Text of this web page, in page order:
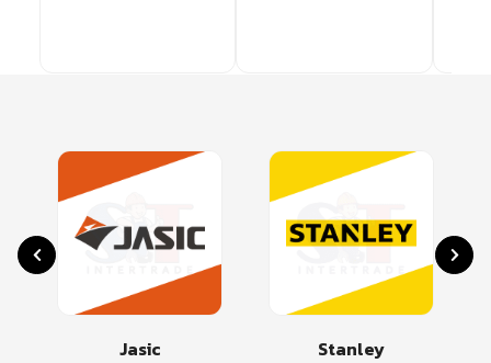
Jasic Stanley